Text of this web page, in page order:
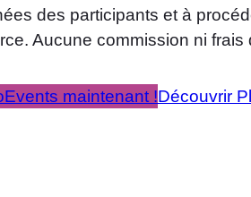
des participants et à
Aucune commission ni
maintenant !Découvrir